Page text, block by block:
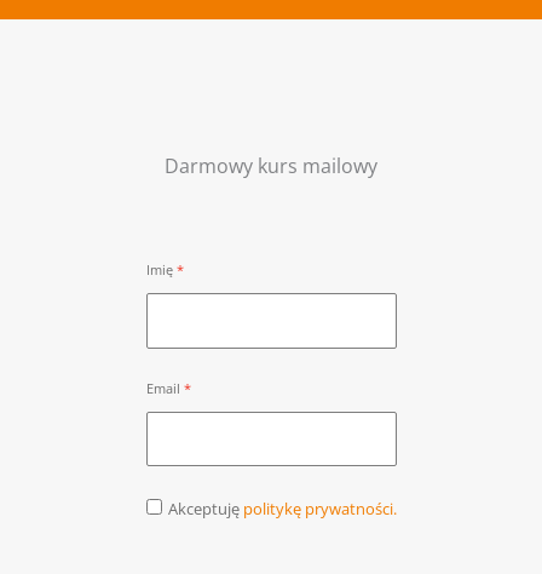
Darmowy kurs mailowy
Imię
Email
Akceptuję politykę prywatności.